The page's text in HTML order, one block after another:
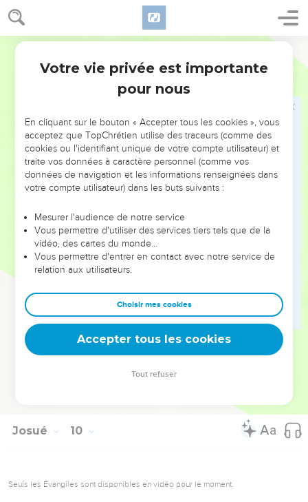
Josué 9
Josué les appela et leur parla en ces termes : Pourquoi
nous avez-vous trompés en disant : Nous (demeurons) à une
grande distance de vous, alors que vous habitez au milieu de
Maintenant, vous êtes maudits ! Aucun d’entre vous ne
cessera d’être esclave ; vous couperez le bois et vous
Ils répondirent à Josué : C’est qu’on a raconté en détail à
tes serviteurs que l’Éternel, ton Dieu, avait ordonné à son
serviteur Moïse de vous donner tout ce pays et de détruire
tous ses habitants devant vous. Votre présence nous a
inspiré une grande crainte pour nos vies, voilà pourquoi nous
avons agi de la sorte.
Et maintenant, nous voici entre tes mains. Traite-nous
comme il te semble bon et juste de nous traiter.
C’est ainsi qu’il les traita, les arrachant à la main des
Josué les destina, en ce jour-là, à couper le bois et à
puiser l’eau pour la communauté et pour l’autel de l’Éternel,
au lieu qu’il devait choisir, jusqu’à aujourd’hui.
© Société biblique française – Bibli’O, 1978, avec autorisation. Pour vous procurer
Josué 10
Seuls les Évangiles sont disponibles en vidéo pour le moment.
Votre vie privée est importante
pour nous
En cliquant sur le bouton « Accepter tous les cookies », vous
acceptez que TopChrétien utilise des traceurs (comme des
cookies ou l'identifiant unique de votre compte utilisateur) et
traite vos données à caractère personnel (comme vos
données de navigation et les informations renseignées dans
votre compte utilisateur) dans les buts suivants :
Mesurer l'audience de notre service
Vous permettre d'utiliser des services tiers tels que de la
vidéo, des cartes du monde…
Vous permettre d'entrer en contact avec notre service de
relation aux utilisateurs.
Choisir mes cookies
Accepter tous les cookies
Tout refuser